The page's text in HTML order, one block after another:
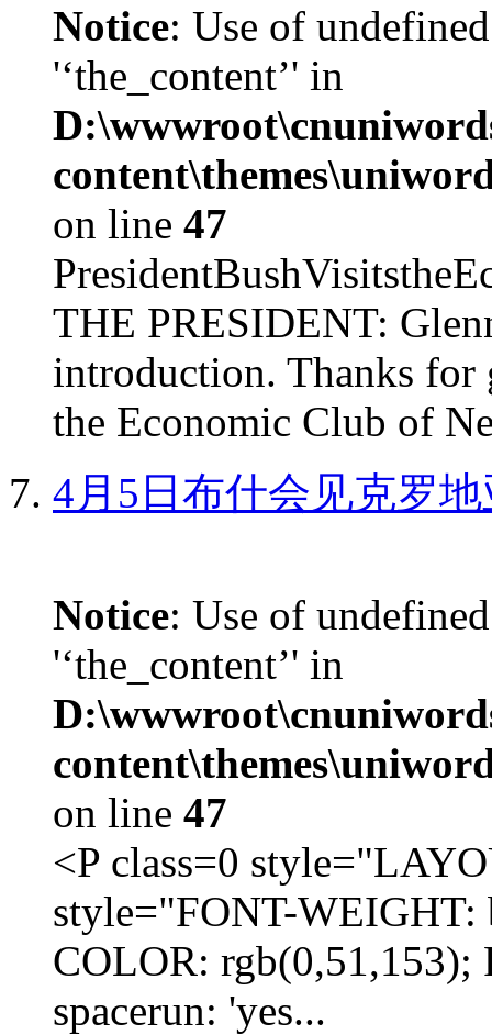
Notice: Use of
'‘the_content’' in
on line 47
THE PRESIDENT:
introduction. Thanks for
the Economic Club of
4月5日布什会见克罗
Notice: Use of
'‘the_content’' in
on line 47
<P class=0
style="FONT-
COLOR:
spacerun: 'yes...